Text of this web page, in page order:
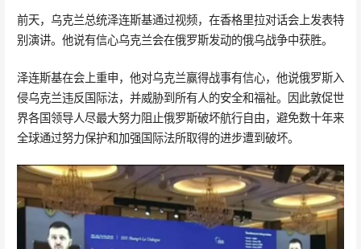
前天，乌克兰总统泽连斯基通过视频，在香格里拉对话会上发表特
别演讲。他说有信心乌克兰会在俄罗斯发动的俄乌战争中获胜。
泽连斯基在会上重申，他对乌克兰赢得战事有信心，他说俄罗斯入
侵乌克兰违反国际法，并威胁到所有人的安全和福祉。因此敦促世
界各国领导人尽最大努力阻止俄罗斯破坏航行自由，避免数十年来
全球通过努力保护和加强国际法所取得的进步遭到破坏。